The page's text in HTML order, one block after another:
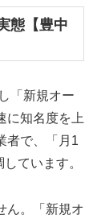
態【豊中
「新規オー
に知名度を上
者で、「月1
ています。
ん。「新規オ